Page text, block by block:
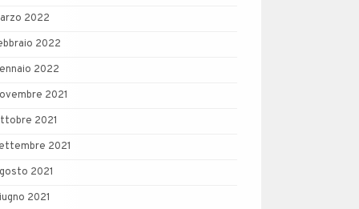
2022
2022
2022
2021
2021
2021
2021
2021